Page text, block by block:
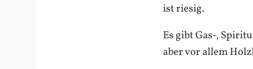
ist riesig.
Es gibt Gas-,
aber vor allem